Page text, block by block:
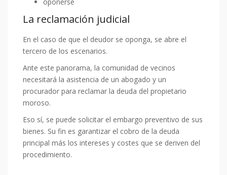
La reclamación judicial
En el caso de que el deudor se oponga, se abre el
tercero de los escenarios.
Ante este panorama, la comunidad de vecinos
necesitará la asistencia de un abogado y un
procurador para reclamar la deuda del propietario
moroso.
Eso sí, se puede solicitar el embargo preventivo de sus
bienes. Su fin es garantizar el cobro de la deuda
principal más los intereses y costes que se deriven del
procedimiento.